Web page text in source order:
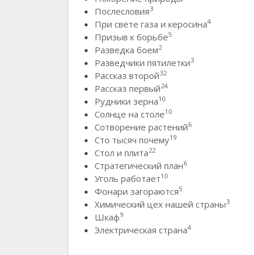
Послесловия3
При свете газа и керосина4
Призыв к борьбе5
Разведка боем2
Разведчики пятилетки3
Рассказ второй32
Рассказ первый24
Рудники зерна10
Солнце на столе10
Сотворение растений6
Сто тысяч почему19
Стол и плита22
Стратегический план6
Уголь работает10
Фонари загораются5
Химический цех нашей страны3
Шкаф9
Электрическая страна4